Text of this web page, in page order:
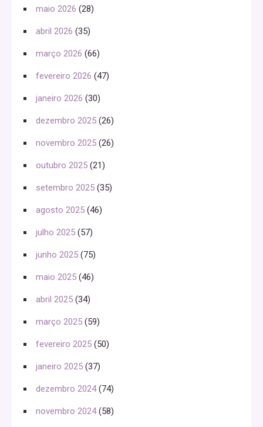
maio 2026 (28)
abril 2026 (35)
março 2026 (66)
fevereiro 2026 (47)
janeiro 2026 (30)
dezembro 2025 (26)
novembro 2025 (26)
outubro 2025 (21)
setembro 2025 (35)
agosto 2025 (46)
julho 2025 (57)
junho 2025 (75)
maio 2025 (46)
abril 2025 (34)
março 2025 (59)
fevereiro 2025 (50)
janeiro 2025 (37)
dezembro 2024(74)
novembro 2024(58)